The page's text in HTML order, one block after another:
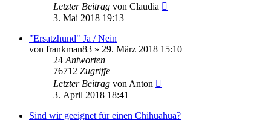
Letzter Beitrag von Claudia
3. Mai 2018 19:13
"Ersatzhund" Ja / Nein
von frankman83 » 29. März 2018 15:10
24 Antworten
76712 Zugriffe
Letzter Beitrag von Anton
3. April 2018 18:41
Sind wir geeignet für einen Chihuahua?